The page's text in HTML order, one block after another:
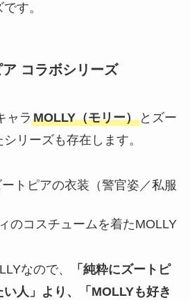
す。
コラボシリーズ
ャラ MOLLY（モリー）とズー
リーズも存在します。
トピアの衣装（警官姿／私服
のコスチュームを着たMOLLY
なので、
「純粋にズートピ
人」より、「MOLLYも好き